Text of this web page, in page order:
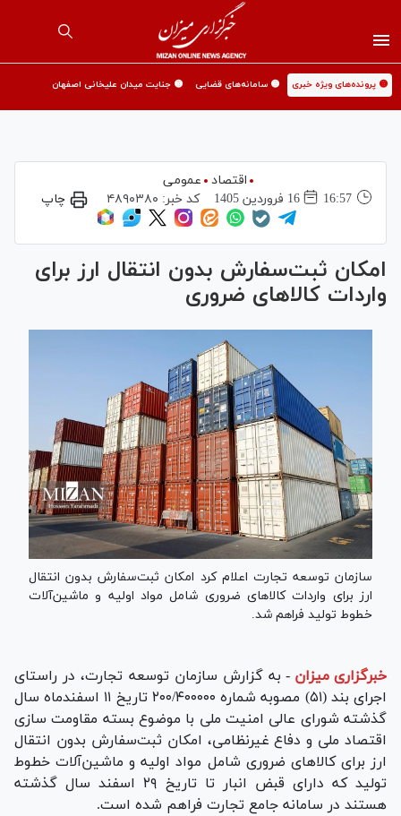
🟡 پرونده‌های ویژه خبری 🟡 سامانه‌های قضایی 🟡 جنایت میدان علیخانی اصفهان
اقتصاد
عمومی
16:57
16 فروردين 1405 کد خبر: ۴۸۹۰۳۸۰ چاپ
امکان ثبت‌سفارش بدون انتقال ارز برای
واردات کالا‌های ضروری
سازمان توسعه تجارت اعلام کرد امکان ثبت‌سفارش بدون انتقال
ارز برای واردات کالا‌های ضروری شامل مواد اولیه و ماشین‌آلات
خطوط تولید فراهم شد.
خبرگزاری میزان - به گزارش سازمان توسعه تجارت، در راستای
اجرای بند (۵١) مصوبه شماره ۲۰۰/۴۰۰۰۰۰ تاریخ ۱۱ اسفندماه سال
گذشته شورای عالی امنیت ملی با موضوع بسته مقاومت سازی
اقتصاد ملی و دفاع غیرنظامی، امکان ثبت‌سفارش بدون انتقال
ارز برای کالا‌های ضروری شامل مواد اولیه و ماشین‌آلات خطوط
تولید که دارای قبض انبار تا تاریخ ۲۹ اسفند سال گذشته
هستند در سامانه جامع تجارت فراهم شده است.